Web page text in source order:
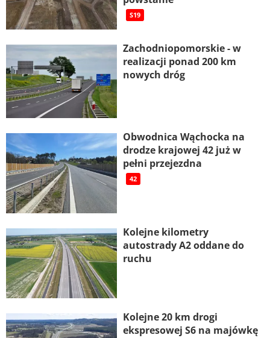
S19
Zachodniopomorskie - w
realizacji ponad 200 km
nowych dróg
Obwodnica Wąchocka na
drodze krajowej 42 już w
pełni przejezdna
42
Kolejne kilometry
autostrady A2 oddane do
ruchu
Kolejne 20 km drogi
ekspresowej S6 na majówkę